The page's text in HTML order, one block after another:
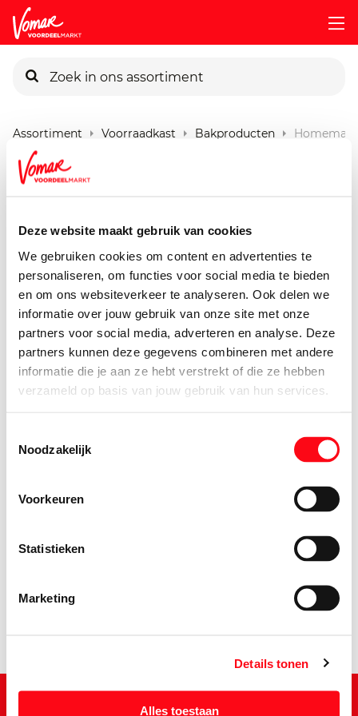
Deze website maakt gebruik van cookies
We gebruiken cookies om content en advertenties te
personaliseren, om functies voor social media te bieden
en om ons websiteverkeer te analyseren. Ook delen we
informatie over jouw gebruik van onze site met onze
partners voor social media, adverteren en analyse. Deze
partners kunnen deze gegevens combineren met andere
informatie die je aan ze hebt verstrekt of die ze hebben
verzameld op basis van jouw gebruik van hun services.
Noodzakelijk
Voorkeuren
Statistieken
Marketing
Details tonen
Alles toestaan
Pincode vergeten
Persoonlijk KIK-account
Assortiment Voorraadkast Bakproducten
Homemade Mix Voor
1.89